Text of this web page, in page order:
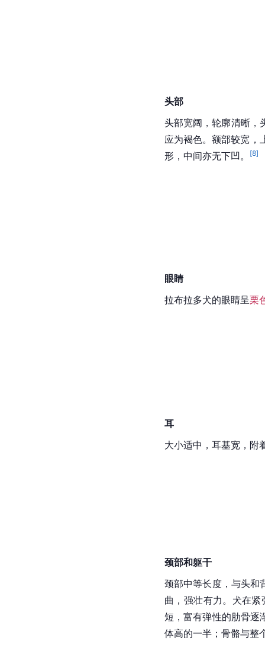
头部
头部宽阔，轮廓清晰，
应为褐色。额部较宽，
形，中间亦无下凹。
[8]
眼睛
拉布拉多犬的眼睛呈栗
耳
大小适中，耳基宽，附
颈部和躯干
颈部中等长度，与头和
曲，强壮有力。犬在
短，富有弹性的肋骨逐
体高的一半；骨骼与整